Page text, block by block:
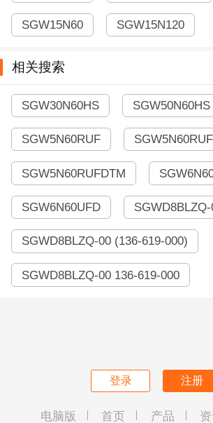
SGW15N60 SGW15N120
相关搜索
SGW30N60HS SGW50N60HS
SGW5N60RUF
SGW5N60RUFDTM
SGW6N60UFD SGWD8BLZQ-
SGWD8BLZQ-00 (136-619-000)
SGWD8BLZQ-00 136-619-000
登录 注册
电脑版 首页 产品